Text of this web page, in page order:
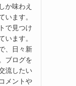
か味わえ
ます。
で見つけ
ます。
、日々新
ブログを
流したい
メントや